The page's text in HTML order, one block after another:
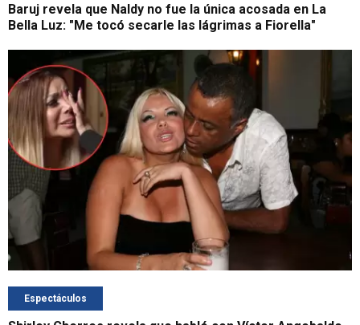
Baruj revela que Naldy no fue la única acosada en La
Bella Luz: "Me tocó secarle las lágrimas a Fiorella"
Espectáculos